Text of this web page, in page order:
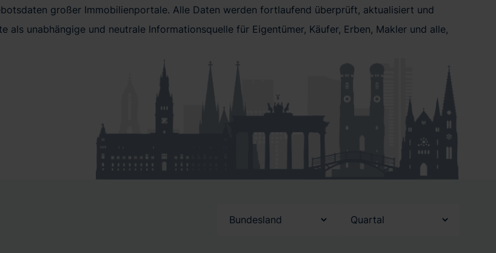
großer Immobilienportale. Alle Daten werden fortlaufend überprüft, aktualisiert und
als unabhängige und neutrale Informationsquelle für Eigentümer, Käufer, Erben, Makler und alle,